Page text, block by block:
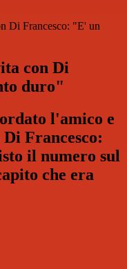
Di Francesco: "E' un
con Di
duro"
l'amico e
Francesco:
il numero sul
che era